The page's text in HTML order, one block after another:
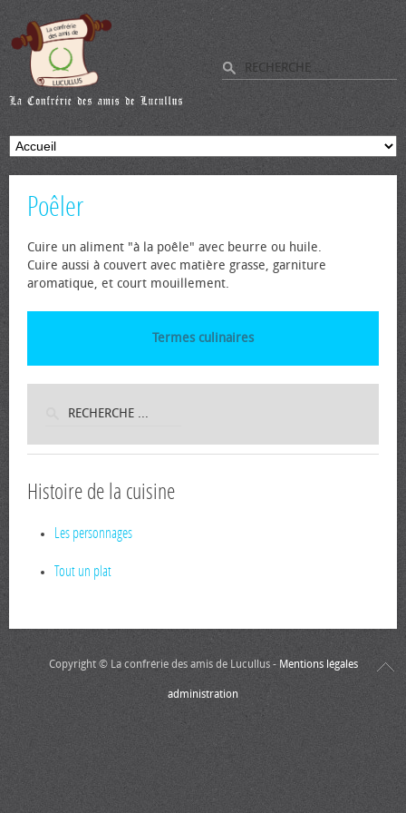
Poêler
Cuire un aliment "à la poêle" avec beurre ou huile.
Cuire aussi à couvert avec matière grasse, garniture
aromatique, et court mouillement.
Termes culinaires
Histoire de la cuisine
Les personnages
Tout un plat
Copyright © La confrérie des amis de Lucullus - Mentions légales
administration